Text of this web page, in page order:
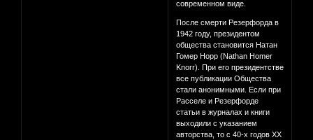
современном виде.
После смерти Резерфорда в
1942 году, президентом
общества становится Натан
Гомер Норр (Nathan Homer
Knorr). При его президентстве
все публикации Общества
стали анонимными. Если при
Расселе и Резерфорде
статьи в журналах и книги
выходили с указанием
авторства, то с 40-х годов XX